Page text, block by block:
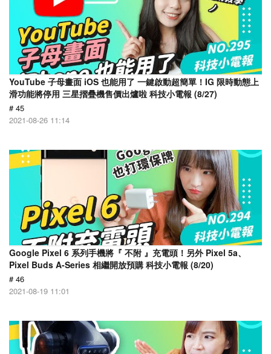
YouTube 子母畫面 iOS 也能用了 一鍵啟動超簡單！IG 限時動態上
滑功能將停用 三星摺疊機售價出爐啦 科技小電報 (8/27)
# 45
2021-08-26 11:14
Google Pixel 6 系列手機將『 不附 』充電頭！另外 Pixel 5a、
Pixel Buds A-Series 相繼開放預購 科技小電報 (8/20)
# 46
2021-08-19 11:01